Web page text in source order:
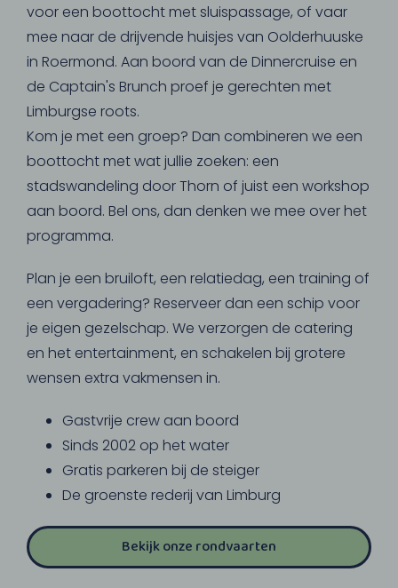
voor een boottocht met sluispassage, of vaar
mee naar de drijvende huisjes van Oolderhuuske
in Roermond. Aan boord van de Dinnercruise en
de Captain's Brunch proef je gerechten met
Limburgse roots.
Kom je met een groep? Dan combineren we een
boottocht met wat jullie zoeken: een
stadswandeling door Thorn of juist een workshop
aan boord. Bel ons, dan denken we mee over het
programma.
Plan je een bruiloft, een relatiedag, een training of
een vergadering? Reserveer dan een schip voor
je eigen gezelschap. We verzorgen de catering
en het entertainment, en schakelen bij grotere
wensen extra vakmensen in.
Gastvrije crew aan boord
Sinds 2002 op het water
Gratis parkeren bij de steiger
De groenste rederij van Limburg
Bekijk onze rondvaarten